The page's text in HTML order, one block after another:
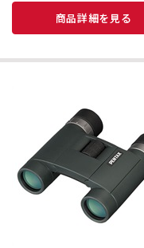
商品詳細を見る